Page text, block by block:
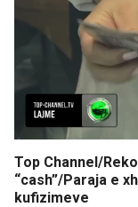
Top Channel/
“cash”/Paraja e
kufizimeve